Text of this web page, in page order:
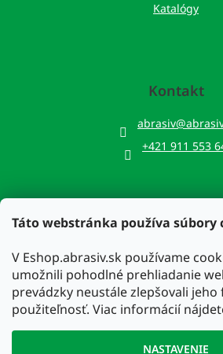
Táto webstránka používa súbory
V Eshop.abrasiv.sk používame
umožnili pohodlné prehliadanie
prevádzky neustále zlepšovali jeho
použiteľnosť. Viac informácií
NASTAVENIE
Katalógy
Kontakt
abrasiv@
+421 911 553
Prijímame online